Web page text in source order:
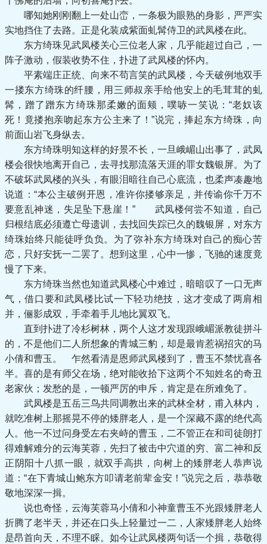
哪知她刚刚翻上一处山峦，一条极为眼熟的身影，严严实
实地挡住了去路。正是化装成紫面虬髯侍卫的武凤楼在此。
东方绮珠见武凤楼关心三位老人家，几乎能超过自己，一
阵子激动，假装收势不住，扑进了武凤楼的怀内。
平素端庄正统、向来不苟言笑的武凤楼，今天破例地双手
一搂东方绮珠的纤腰，用三师叔亲手给他安上的毛茸茸的虬
髯，蹭了蹭东方绮珠那柔嫩的面颊，噗哧一笑说：“老奴该
死！竟搂抱亲吻起东方公主来了！”说完，捧起东方绮珠，向
前面山岩飞身纵去。
东方绮珠明知这样的好景不长，一旦峨嵋山出事了，武凤
楼会很快地离开自己，去寻找那流落天涯的罪女魏银屏。为了
不破坏武凤楼的兴头，有眼泪暗往自己心底流，也柔声凑趣地
说道：“本公主破例开恩，准许你搂够亲足，并传谕你千万不
要意乱神迷，失足坠下悬崖！” 武凤楼何尝不知道，自己
归根结底必须遵亡母遗训，去找回失踪已久的魏银屏，对东方
绮珠始终只能徒呼负负。为了弥补东方绮珠对自己的痴心苦
恋，只好安抚一二罢了。想到这里，心中一惨，飞驰的速度竟
慢了下来。
东方绮珠当然也知道武凤楼心中难过，暗暗叹了一口无声
气，借口要和武凤楼比试一下轻功绝技，这才变成了两肩相
并，俪影成双，手牵着手儿地比翼双飞。
直到扑进了冷杉树林，两个人这才发现跟峨嵋派教徒拼斗
的，不是他们二人所想象的青城三豹，却是最肯惹祸招灾的马
小倩和曹玉。 乍然看清是恩师武凤楼到了，曹玉不禁忧喜各
半。喜的是有师父在场，绝对能收拾下这两个不知姓名的奇丑
老家伙；发愁的是，一顿严厉的申斥，肯定是在所难免了。
武凤楼是五岳三鸟共同调教出来的武林全材，甫入林内，
就吃准树上那摇晃不停的矮胖老人，是一个深藏不露的绝代高
人。他一不过问身受左右夹峙的曹玉，二不管正在和司徒朗打
得难解难分的云海芙蓉，先扫了被击中穴道的穷、富二神和反
正阴阳十八抓一眼，就双手高拱，向树上的矮胖老人恭声说
道：“在下青城山鲍东方叩请老前辈金安！”说完之后，恭恭敬
敬地深深一揖。
说也奇怪，云海芙蓉马小倩和小神童曹玉不光跟矮胖老人
折腾了老半天，并还在口头上轻量过一二，人家矮胖老人始终
是昂首向天，不理不睬。如今让武凤楼两句话一个揖，恭敬得